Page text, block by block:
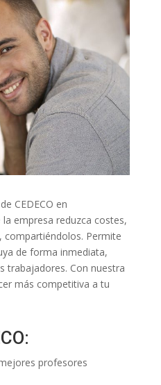
CEDECO en
empresa reduzca costes,
compartiéndolos. Permite
de forma inmediata,
trabajadores. Con nuestra
más competitiva a tu
profesores